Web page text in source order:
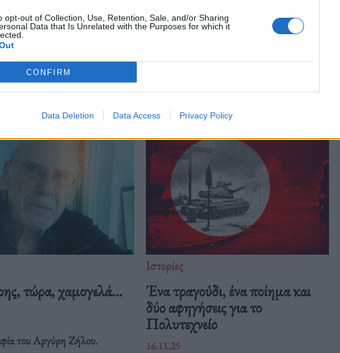
opt-out of Collection, Use, Retention, Sale, and/or Sharing
Data that Is Unrelated with the Purposes for which it
CONFIRM
Data Deletion Data Access Privacy Policy
Δείτε επίσης
τώρα, χαμογελά…
του Αργύρη Ζήλου.
Ιστορίες
Ένα τραγούδι, ένα ποίημα και
δύο αφηγήσεις για το
Πολυτεχνείο
16.11.25